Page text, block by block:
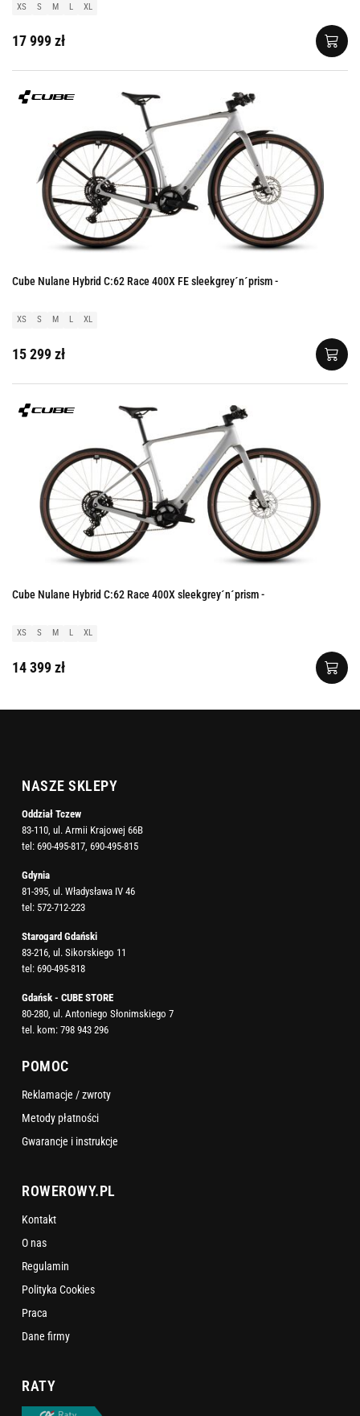
XS S M L XL
17 999 zł
Cube Nulane Hybrid C:62 Race 400X FE sleekgrey´n´prism -
XS S M L XL
15 299 zł
Cube Nulane Hybrid C:62 Race 400X sleekgrey´n´prism -
XS S M L XL
14 399 zł
NASZE SKLEPY
Oddział Tczew
83-110, ul. Armii Krajowej 66B
tel: 690-495-817 690-495-815
Gdynia
81-395, ul. Władysława IV 46
tel: 572-712-223
Starogard Gdański
83-216, ul. Sikorskiego 11
tel: 690-495-818
Gdańsk - CUBE STORE
80-280, ul. Antoniego Słonimskiego 7
tel. kom: 798 943 296
POMOC
Reklamacje / zwroty
Metody płatności
Gwarancje i instrukcje
ROWEROWY.PL
Kontakt
O nas
Regulamin
Polityka Cookies
Praca
Dane firmy
RATY